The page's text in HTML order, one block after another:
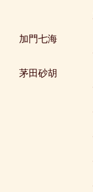
加門七海
茅田砂胡